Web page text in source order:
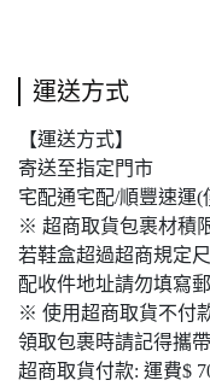
運送方式
【運送方式】
寄送至指定門市
宅配通宅配/順豐速運
※ 超商取貨包裹材積
若鞋盒超過超商規定
配收件地址請勿填寫
※ 使用超商取貨不付
領取包裹時請記得攜
超商取貨付款: 運費$